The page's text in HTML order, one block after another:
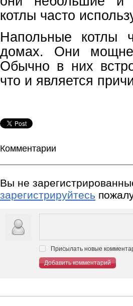
котлы часто
Напольные котлы
домах. Они
Обычно в них
что и является
Комментарии
Вы не
зарегистрируйтесь
Присылать новые
Добавить комментарий